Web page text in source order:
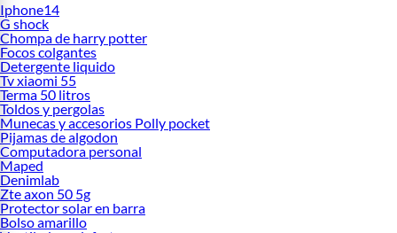
Iphone14
G shock
Chompa de harry potter
Focos colgantes
Detergente liquido
Tv xiaomi 55
Terma 50 litros
Toldos y pergolas
Munecas y accesorios Polly pocket
Pijamas de algodon
Computadora personal
Maped
Denimlab
Zte axon 50 5g
Protector solar en barra
Bolso amarillo